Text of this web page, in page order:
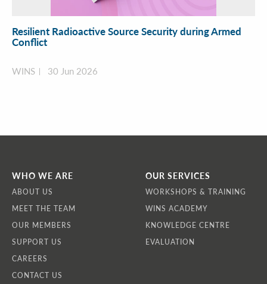
Resilient Radioactive Source Security during Armed
Conflict
WINS 30 Jun 2026
WHO WE ARE
ABOUT US
MEET THE TEAM
OUR MEMBERS
SUPPORT US
CAREERS
CONTACT US
OUR SERVICES
WORKSHOPS & TRAINING
WINS ACADEMY
KNOWLEDGE CENTRE
EVALUATION